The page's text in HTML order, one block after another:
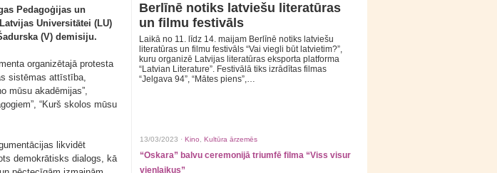
Pedagoģijas un
Universitātei (LU)
(V) demisiju.
organizētajā protesta
sistēmas attīstība,
mūsu akadēmijas”,
“Kurš skolos mūsu
likvidēt
demokrātisks dialogs, kā
Berlīnē notiks latviešu literatūras
un filmu festivāls
Laikā no 11. līdz 14. maijam Berlīnē notiks latviešu
literatūras un filmu festivāls “Vai viegli būt latvietim?”,
kuru organizē Latvijas literatūras eksporta platforma
“Latvian Literature”. Festivālā tiks izrādītas filmas
“Jelgava 94”, “Mātes piens”,…
13/03/2023 · Kino Kultūra ārzemēs
“Oskara” balvu ceremonijā triumfē filma “Viss visur
vienlaikus”